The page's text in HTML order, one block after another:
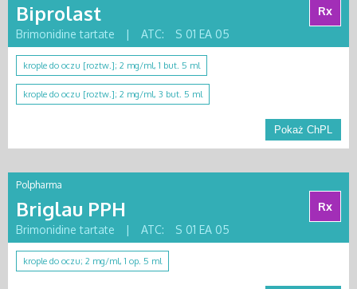
Biprolast
Rx
Brimonidine tartate
| ATC: S 01 EA 05
krople do oczu [roztw.]; 2 mg/ml, 1 but. 5 ml
krople do oczu [roztw.]; 2 mg/ml, 3 but. 5 ml
Pokaż ChPL
Polpharma
Briglau PPH
Rx
Brimonidine tartate
| ATC: S 01 EA 05
krople do oczu; 2 mg/ml, 1 op. 5 ml